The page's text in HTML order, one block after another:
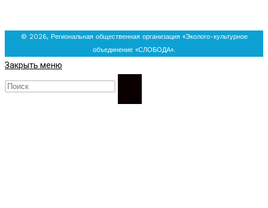
© 2026, Региональная общественная организация «Эколого-культурное
объединение «СЛОБОДА».
Закрыть меню